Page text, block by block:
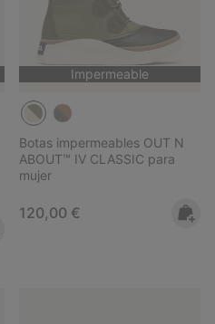
Impermeable
Botas impermeables OUT N
ABOUT™ IV CLASSIC para
mujer
Regular price:
120,00 €